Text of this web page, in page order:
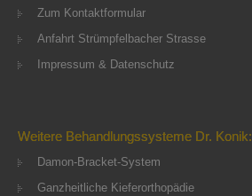
Zum Kontaktformular
Anfahrt Strümpfelbacher Strasse
Impressum & Datenschutz
Weitere Behandlungssysteme Dr. Konik:
Damon-Bracket-System
Ganzheitliche Kieferorthopädie